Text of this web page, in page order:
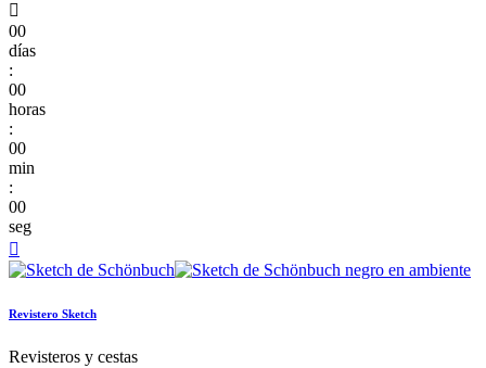

00
días
:
00
horas
:
00
min
:
00
seg

Revistero Sketch
Revisteros y cestas